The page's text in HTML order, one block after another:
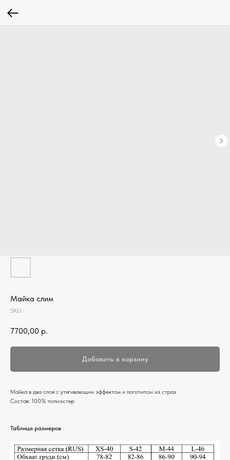
Майка слим
SKU:
7700,00 р.
Добавить в корзину
Майка в два слоя с утягивающим эффектом и логотипом из страз
Состав: 100% полиэстер
Таблица размеров